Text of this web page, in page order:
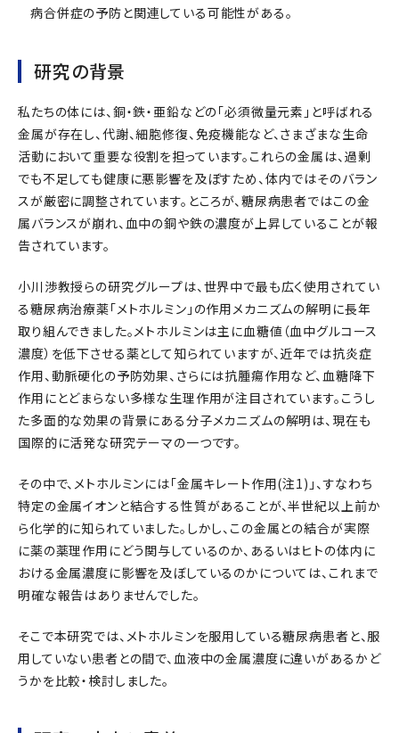
病合併症の予防と関連している可能性がある。
研究の背景
私たちの体には、銅・鉄・亜鉛などの「必須微量元素」と呼ばれる
金属が存在し、代謝、細胞修復、免疫機能など、さまざまな生命
活動において重要な役割を担っています。これらの金属は、過剰
でも不足しても健康に悪影響を及ぼすため、体内ではそのバラン
スが厳密に調整されています。ところが、糖尿病患者ではこの金
属バランスが崩れ、血中の銅や鉄の濃度が上昇していることが報
告されています。
小川渉教授らの研究グループは、世界中で最も広く使用されてい
る糖尿病治療薬「メトホルミン」の作用メカニズムの解明に長年
取り組んできました。メトホルミンは主に血糖値（血中グルコース
濃度）を低下させる薬として知られていますが、近年では抗炎症
作用、動脈硬化の予防効果、さらには抗腫瘍作用など、血糖降下
作用にとどまらない多様な生理作用が注目されています。こうし
た多面的な効果の背景にある分子メカニズムの解明は、現在も
国際的に活発な研究テーマの一つです。
その中で、メトホルミンには「金属キレート作用(注1)」、すなわち
特定の金属イオンと結合する性質があることが、半世紀以上前か
ら化学的に知られていました。しかし、この金属との結合が実際
に薬の薬理作用にどう関与しているのか、あるいはヒトの体内に
おける金属濃度に影響を及ぼしているのかについては、これまで
明確な報告はありませんでした。
そこで本研究では、メトホルミンを服用している糖尿病患者と、服
用していない患者との間で、血液中の金属濃度に違いがあるかど
うかを比較・検討しました。